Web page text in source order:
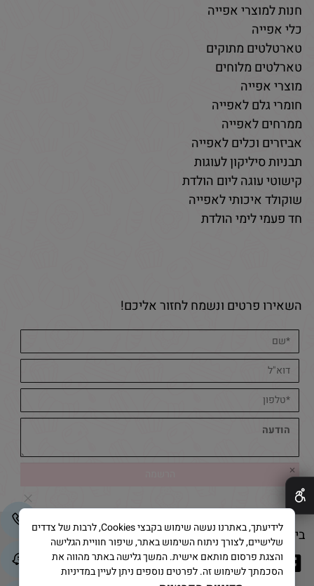
חנות למוצרי אפייה
כלי אפייה
טארטלטים מתוקים
טארלטים מלוחים
מוצרי אפייה
חומרי גלם לאפייה
ממרחים לאפייה
אביזרים וכלים לאפייה
תבניות סיליקון לעוגות
קישוטי עוגה ליום הולדת
שוקולד איכותי לאפייה
חד פעמי לימי הולדת
השאירו פרטים ונשמח לחזור אליכם!
בייק אנד קייק © 2025 All Rights Reserved
✕
לידיעתך, באתרנו נעשה שימוש בקבצי Cookies, לרבות של צדדים
שלישיים, לצורך ניתוח השימוש באתר, שיפור חוויית הגלישה
והצגת פרסום מותאם אישית. המשך גלישה באתר מהווה את
הסכמתך לשימוש זה. לפרטים נוספים ניתן לעיין במדיניות